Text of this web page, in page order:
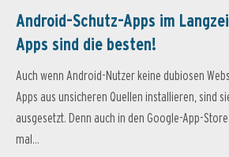
Android-Schutz-Apps im
Apps sind die besten!
Auch wenn Android-Nutzer keine dubiosen
Apps aus unsicheren Quellen installieren, sind
ausgesetzt. Denn auch in den Google-App-
mal...